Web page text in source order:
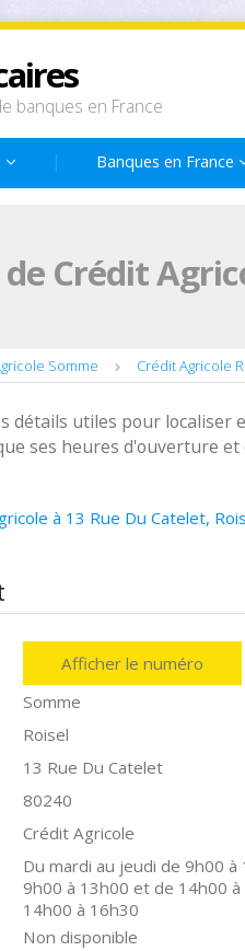
banques en France
Banques en France
Crédit
Somme Crédit Agricole
détails utiles pour localiser
ses heures d'ouverture
à 13 Rue Du Catelet,
Afficher le numéro
Somme
Roisel
13 Rue Du Catelet
80240
Crédit Agricole
Du mardi au jeudi de 9h00
9h00 à 13h00 et de 14h00
14h00 à 16h30
Non disponible